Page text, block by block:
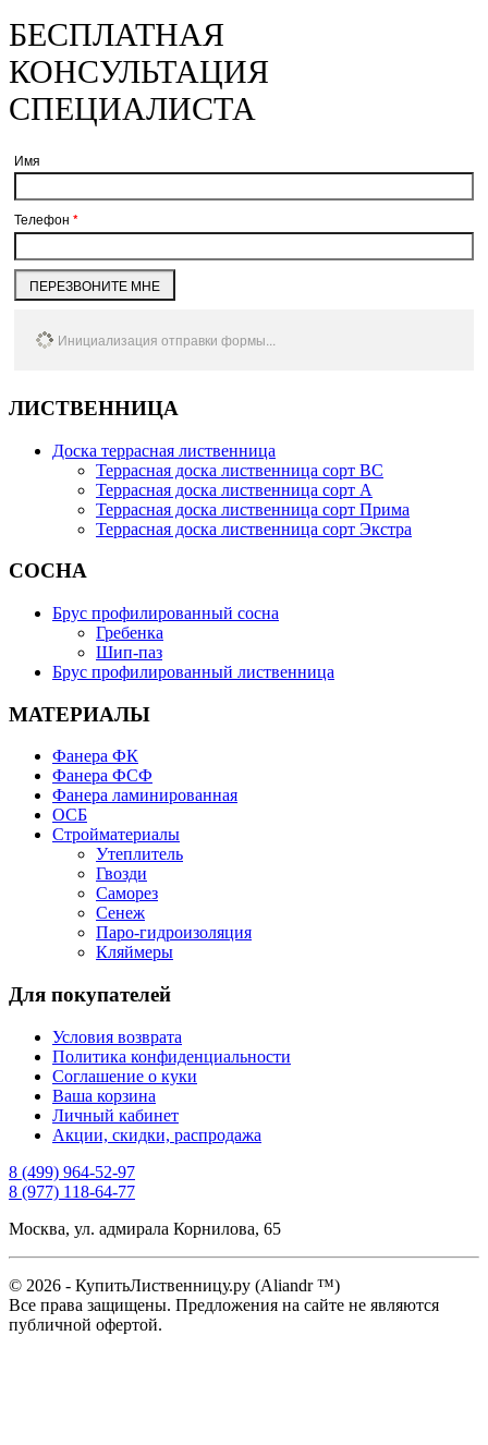
БЕСПЛАТНАЯ
КОНСУЛЬТАЦИЯ
СПЕЦИАЛИСТА
Имя
Телефон *
ПЕРЕЗВОНИТЕ МНЕ
Инициализация отправки формы...
ЛИСТВЕННИЦА
Доска террасная лиственница
Террасная доска лиственница сорт BC
Террасная доска лиственница сорт А
Террасная доска лиственница сорт Прима
Террасная доска лиственница сорт Экстра
СОСНА
Брус профилированный сосна
Гребенка
Шип-паз
Брус профилированный лиственница
МАТЕРИАЛЫ
Фанера ФК
Фанера ФСФ
Фанера ламинированная
ОСБ
Стройматериалы
Утеплитель
Гвозди
Саморез
Сенеж
Паро-гидроизоляция
Кляймеры
Для покупателей
Условия возврата
Политика конфиденциальности
Соглашение о куки
Ваша корзина
Личный кабинет
Акции, скидки, распродажа
8 (499) 964-52-97
8 (977) 118-64-77
Москва, ул. адмирала Корнилова, 65
© 2026 - КупитьЛиственницу.ру (Aliandr ™)
Все права защищены. Предложения на сайте не являются
публичной офертой.